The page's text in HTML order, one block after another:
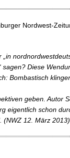
Nordwest-
Diese
Bombastisch
geben. Autor
eigentlich schon
(NWZ 12. März 2013)